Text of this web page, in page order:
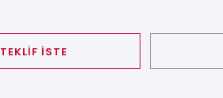
TEKLİF İSTE